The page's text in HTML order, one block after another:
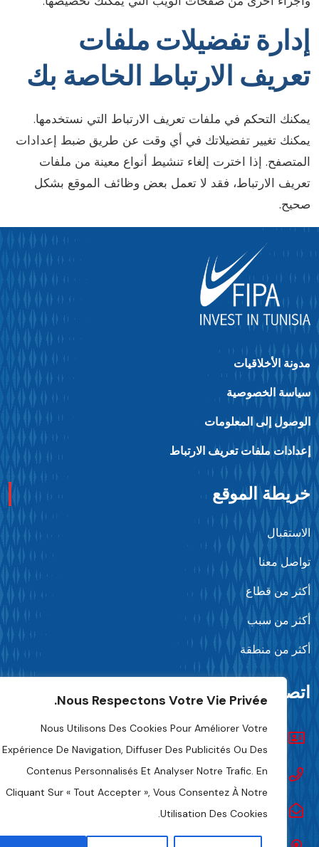
Nous Respectons Votre Vie Privée.
Nous Utilisons Des Cookies Pour Améliorer Votre
Expérience De Navigation, Diffuser Des Publicités Ou Des
Contenus Personnalisés Et Analyser Notre Trafic. En
Cliquant Sur « Tout Accepter », Vous Consentez À Notre
Utilisation Des Cookies.
تفضيلات ملفات
الارتباط الخاصة بك
التحكم في ملفات تعريف الارتباط التي نستخدمها.
تغيير تفضيلاتك في أي وقت عن طريق ضبط إعدادات
إذا اخترت إلغاء تنشيط أنواع معينة من ملفات
الارتباط، فقد لا تعمل بعض وظائف الموقع بشكل
الأخلاقيات
الخصوصية
إلى المعلومات
ملفات تعريف الارتباط
الموقع
معنا
من قطاع
من سبب
من منطقة
بنا
تواصل معنا
+216 70 241 500
Fipa.tunisia@fipa.tn